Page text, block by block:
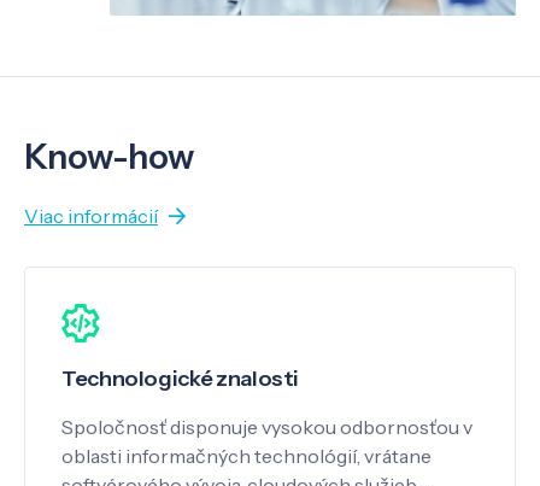
Know-how
Viac informácií
Technologické znalosti
Spoločnosť disponuje vysokou odbornosťou v
oblasti informačných technológií, vrátane